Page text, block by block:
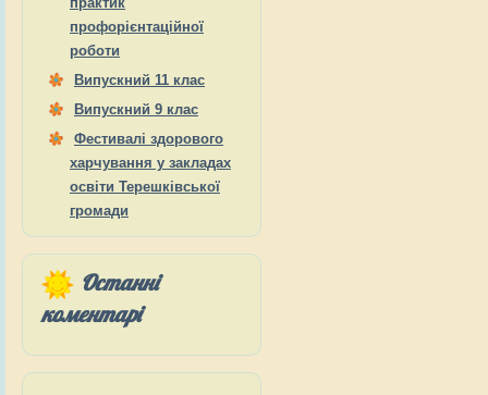
профорієнтаційної
роботи
Випускний 11 клас
Випускний 9 клас
Фестивалі здорового
харчування у закладах
освіти Терешківської
громади
Останні
коментарі